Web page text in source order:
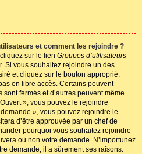
et comment les rejoindre ?
sur le lien Groupes d’utilisateurs
Si vous souhaitez rejoindre un des
et cliquez sur le bouton approprié.
en libre accès. Certains peuvent
fermés et d’autres peuvent même
», vous pouvez le rejoindre
», vous pouvez rejoindre le
d’être approuvée par un chef de
pourquoi vous souhaitez rejoindre
ou non votre demande. N’importunez
demande, il a sûrement ses raisons.